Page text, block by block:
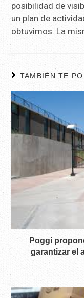
posibilidad de
un plan de
obtuvimos. La
TAMBIÉN TE
Poggi
garantizar el